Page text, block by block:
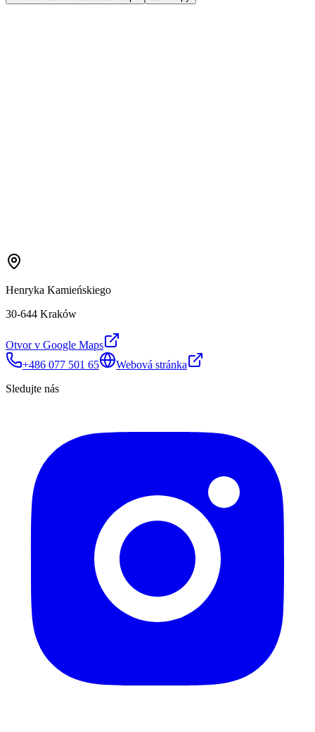
Henryka Kamieńskiego
30-644 Kraków
Otvor v Google Maps
+486 077 501 65
Webová stránka
Sledujte nás